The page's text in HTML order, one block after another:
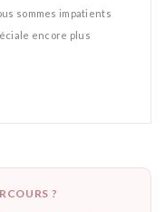
sommes impatients
encore plus
?